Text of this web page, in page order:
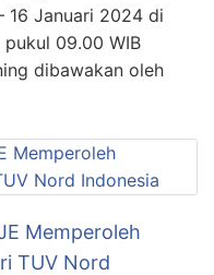
16 Januari 2024 di
09.00 WIB
dibawakan oleh
Memperoleh
TUV Nord